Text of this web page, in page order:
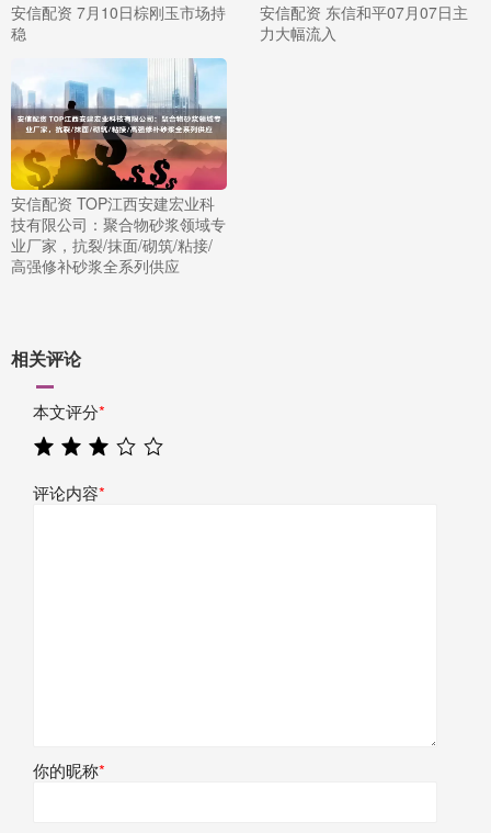
安信配资 7月10日棕刚玉市场持
稳
安信配资 东信和平07月07日主
力大幅流入
安信配资 TOP江西安建宏业科
技有限公司：聚合物砂浆领域专
业厂家，抗裂/抹面/砌筑/粘接/
高强修补砂浆全系列供应
相关评论
本文评分*
评论内容*
你的昵称*